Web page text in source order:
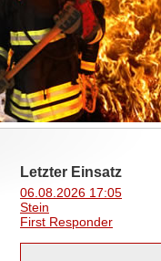
Letzter Einsatz
06.08.2026 17:05
Stein
First Responder